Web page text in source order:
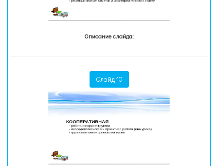
Описание слайда:
Слайд 10